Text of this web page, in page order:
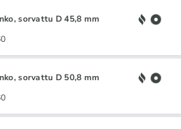
sorvattu D 45,8 mm
sorvattu D 50,8 mm